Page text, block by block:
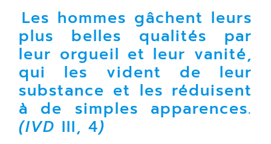
Les hommes gâchent leurs
plus belles qualités par
leur orgueil et leur vanité,
qui les vident de leur
substance et les réduisent
à de simples apparences.
(IVD III, 4)